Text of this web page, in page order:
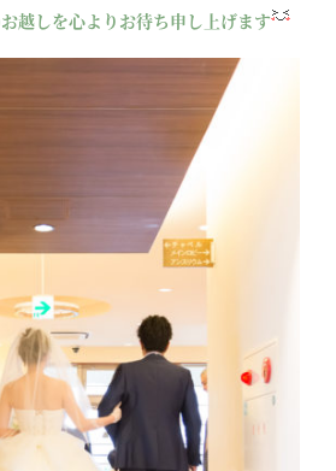
越しを心よりお待ち申し上げます